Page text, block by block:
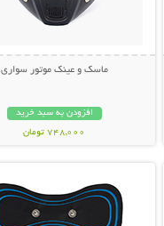
ماسک و عینک موتور سواری
افزودن به سبد خرید
748,000 تومان